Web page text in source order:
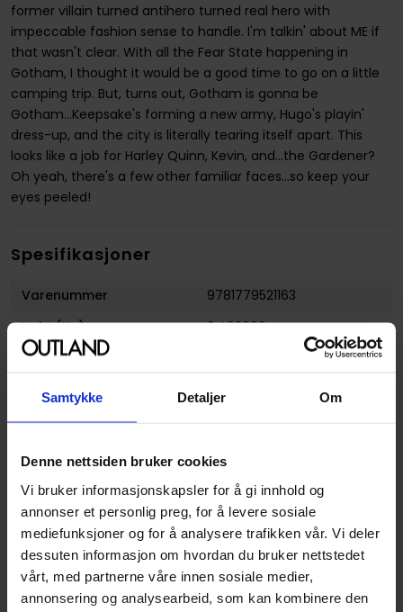
Samtykke Detaljer Om
Denne nettsiden bruker cookies
Vi bruker informasjonskapsler for å gi innhold og
annonser et personlig preg, for å levere sosiale
mediefunksjoner og for å analysere trafikken vår. Vi deler
dessuten informasjon om hvordan du bruker nettstedet
vårt, med partnerne våre innen sosiale medier,
annonsering og analysearbeid, som kan kombinere den
former villain turned antihero turned real hero with
impeccable fashion sense to handle. I'm talkin' about ME if
that wasn't clear. With all the Fear State happening in
Gotham, I thought it would be a good time to go on a little
camping trip. But, turns out, Gotham is gonna be
Gotham...Keepsake's forming a new army, Hugo's playin'
dress-up, and the city is literally tearing itself apart. This
looks like a job for Harley Quinn, Kevin, and...the Gardener?
Oh yeah, there's a few other familiar faces...so keep your
eyes peeled!
Spesifikasjoner
Varenummer
9781779521163
Vekt (Kg) :
0.493000
Opprinnelsesland :
Format
Hardcover
Forfattere
Superhelt
Illustratør
Riley Rossmo
Antall Sider
192
Utgiver
DC Comics